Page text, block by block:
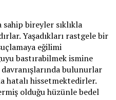
bireyler sıklıkla
Yaşadıkları rastgele bir
eğilimi
bastırabilmek ismine
bulunurlar
hatalı hissetmektedirler.
olduğu hüzünle bedel